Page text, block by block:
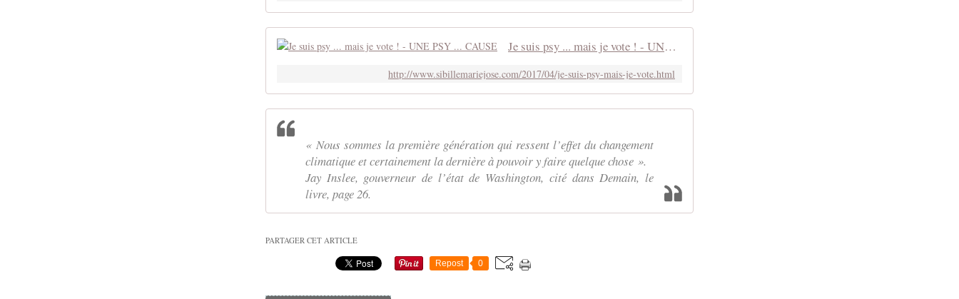
Je suis psy ... mais je vote ! - UNE PSY ... CAUSE
http://www.sibillemariejose.com/2017/04/je-suis-psy-mais-je-vote.html
« Nous sommes la première génération qui ressent l’effet du changement
climatique et certainement la dernière à pouvoir y faire quelque chose ».
Jay Inslee, gouverneur de l’état de Washington, cité dans Demain, le
livre, page 26.
PARTAGER CET ARTICLE
Repost 0